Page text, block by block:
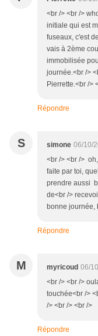
<br /> <br />
initiale qui est
fuseaux, c'est
vais à 2ème
immobilisée
journée.<br />
Pierrette.<br />
Répondre
S simone 06/10/
<br /> <br />
faite par toi,
prendre aussi
de<br />
bonne journée,
Répondre
M myricoud 06/
<br /> <br />
touchée<br />
/> <br /> <br />
Répondre